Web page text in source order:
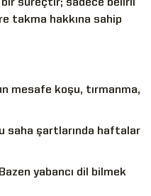
süreçtir; sadece belirli
takma hakkına sahip
mesafe koşu, tırmanma,
saha şartlarında haftalar
Bazen yabancı dil bilmek